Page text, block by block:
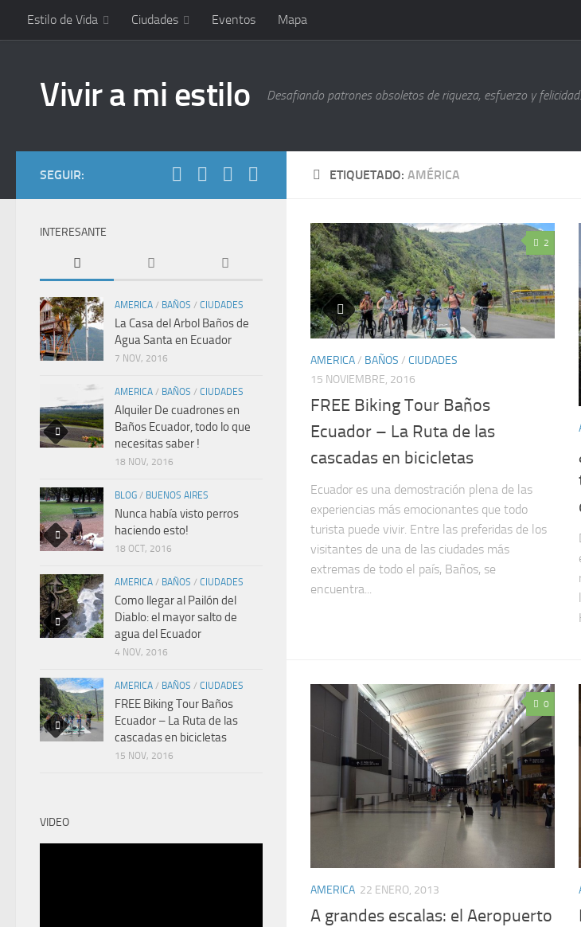
Estilo de Vida Ciudades Eventos Mapa
Vivir a mi estilo Desafiando patrones obsoletos de riqueza, esfuerzo y felicidad.
ETIQUETADO: AMÉRICA
2
AMERICA/ BAÑOS / CIUDADES
15 NOVIEMBRE, 2016
FREE Biking Tour Baños
Ecuador – La Ruta de las
cascadas en bicicletas
Ecuador es una demostración plena de las
experiencias más emocionantes que todo
turista puede vivir. Entre las preferidas de los
visitantes de una de las ciudades más
extremas de todo el país, Baños, se
encuentra...
0
AMERICA 22 ENERO, 2013
A grandes escalas: el Aeropuerto
SEGUIR:
INTERESANTE
AMERICA / BAÑOS / CIUDADES
La Casa del Arbol Baños de
Agua Santa en Ecuador
7 NOV, 2016
AMERICA / BAÑOS / CIUDADES
Alquiler De cuadrones en
Baños Ecuador, todo lo que
necesitas saber !
18 NOV, 2016
BLOG / BUENOS AIRES
Nunca había visto perros
haciendo esto!
18 OCT, 2016
AMERICA / BAÑOS / CIUDADES
Como llegar al Pailón del
Diablo: el mayor salto de
agua del Ecuador
4 NOV, 2016
AMERICA / BAÑOS / CIUDADES
FREE Biking Tour Baños
Ecuador – La Ruta de las
cascadas en bicicletas
15 NOV, 2016
VIDEO